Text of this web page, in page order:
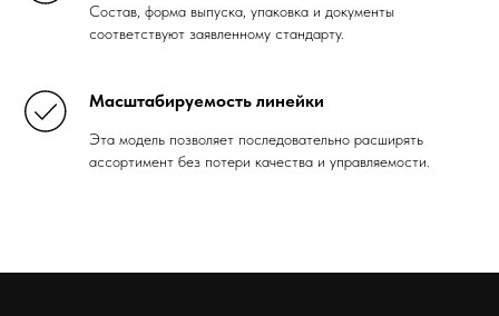
Состав, форма выпуска, упаковка и документы
соответствуют заявленному стандарту.
Масштабируемость линейки
Эта модель позволяет последовательно расширять
ассортимент без потери качества и управляемости.